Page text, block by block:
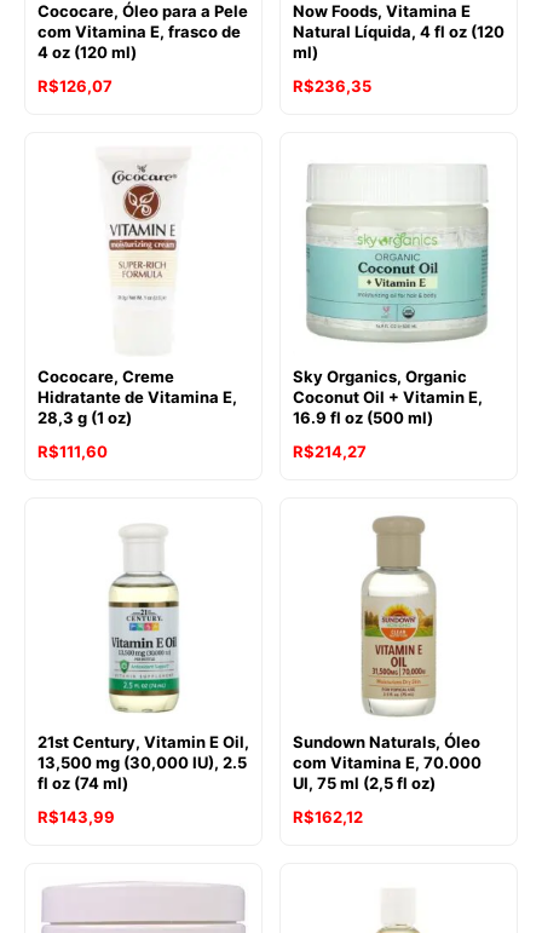
Cococare, Óleo para a Pele
com Vitamina E, frasco de
4 oz (120 ml)
R$126,07
Now Foods, Vitamina E
Natural Líquida, 4 fl oz (120
ml)
R$236,35
Cococare, Creme
Hidratante de Vitamina E,
28,3 g (1 oz)
R$111,60
Sky Organics, Organic
Coconut Oil + Vitamin E,
16.9 fl oz (500 ml)
R$214,27
21st Century, Vitamin E Oil,
13,500 mg (30,000 IU), 2.5
fl oz (74 ml)
R$143,99
Sundown Naturals, Óleo
com Vitamina E, 70.000
UI, 75 ml (2,5 fl oz)
R$162,12